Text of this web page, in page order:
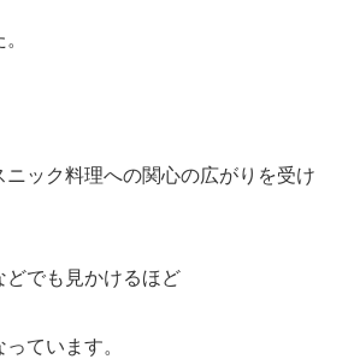
ニック料理への関心の広がりを受け
どでも見かけるほど
ています。